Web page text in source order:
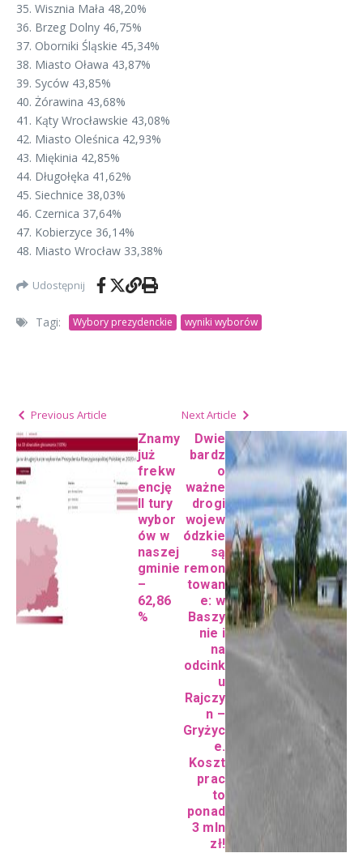
3️5. Wisznia Mała 48,20%
3️6. Brzeg Dolny 46,75%
3️7. Oborniki Śląskie 45,34%
3️8. Miasto Oława 43,87%
3️9. Syców 43,85%
4️0. Żórawina 43,68%
4️1. Kąty Wrocławskie 43,08%
4️2. Miasto Oleśnica 42,93%
4️3. Miękinia 42,85%
4️4. Długołęka 41,62%
4️5. Siechnice 38,03%
4️6. Czernica 37,64%
4️7. Kobierzyce 36,14%
4️8. Miasto Wrocław 33,38%
Udostępnij
Tagi: Wybory prezydenckie wyniki wyborów
Previous Article
Znamy
już
frekw
encję
II tury
wybor
ów w
naszej
gminie
–
62,86
%
Next Article
Dwie
bardz
o
ważne
drogi
wojew
ódzkie
są
remon
towan
e: w
Baszy
nie i
na
odcink
u
Rajczy
n –
Gryżyc
e.
Koszt
prac
to
ponad
3 mln
zł!